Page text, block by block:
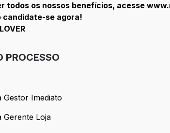
todos os nossos benefícios, acesse
candidate-se agora!
PROCESSO
Gestor Imediato
Gestor Imediato
Gerente Loja
Gerente Loja